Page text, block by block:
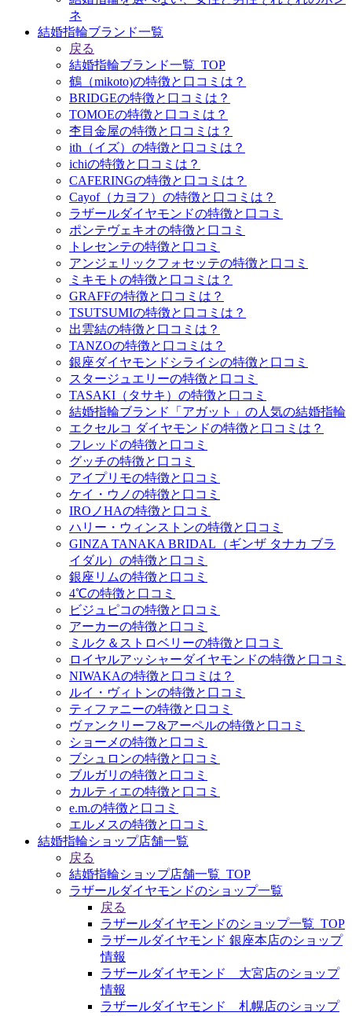
ネ
結婚指輪ブランド一覧
戻る
結婚指輪ブランド一覧_TOP
鶴（mikoto)の特徴と口コミは？
BRIDGEの特徴と口コミは？
TOMOEの特徴と口コミは？
杢目金屋の特徴と口コミは？
ith（イズ）の特徴と口コミは？
ichiの特徴と口コミは？
CAFERINGの特徴と口コミは？
Cayof（カヨフ）の特徴と口コミは？
ラザールダイヤモンドの特徴と口コミ
ポンテヴェキオの特徴と口コミ
トレセンテの特徴と口コミ
アンジェリックフォセッテの特徴と口コミ
ミキモトの特徴と口コミは？
GRAFFの特徴と口コミは？
TSUTSUMIの特徴と口コミは？
出雲結の特徴と口コミは？
TANZOの特徴と口コミは？
銀座ダイヤモンドシライシの特徴と口コミ
スタージュエリーの特徴と口コミ
TASAKI（タサキ）の特徴と口コミ
結婚指輪ブランド「アガット」の人気の結婚指輪
エクセルコ ダイヤモンドの特徴と口コミは？
フレッドの特徴と口コミ
グッチの特徴と口コミ
アイプリモの特徴と口コミ
ケイ・ウノの特徴と口コミ
IROノHAの特徴と口コミ
ハリー・ウィンストンの特徴と口コミ
GINZA TANAKA BRIDAL（ギンザ タナカ ブラ
イダル）の特徴と口コミ
銀座リムの特徴と口コミ
4℃の特徴と口コミ
ビジュピコの特徴と口コミ
アーカーの特徴と口コミ
ミルク＆ストロベリーの特徴と口コミ
ロイヤルアッシャーダイヤモンドの特徴と口コミ
NIWAKAの特徴と口コミは？
ルイ・ヴィトンの特徴と口コミ
ティファニーの特徴と口コミ
ヴァンクリーフ&アーペルの特徴と口コミ
ショーメの特徴と口コミ
ブシュロンの特徴と口コミ
ブルガリの特徴と口コミ
カルティエの特徴と口コミ
e.m.の特徴と口コミ
エルメスの特徴と口コミ
結婚指輪ショップ店舗一覧
戻る
結婚指輪ショップ店舗一覧_TOP
ラザールダイヤモンドのショップ一覧
戻る
ラザールダイヤモンドのショップ一覧_TOP
ラザールダイヤモンド 銀座本店のショップ
情報
ラザールダイヤモンド 大宮店のショップ
情報
ラザールダイヤモンド 札幌店のショップ